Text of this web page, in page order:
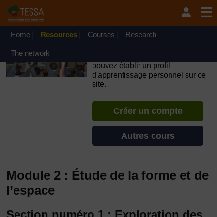
Passer au contenu principal
OpenLearn Create will be unavailable on Wednesday 12
August 2026 from 8am to 10.30am (GMT) due to routine
Home Resources Courses Research
The network
pouvez établir un profil
d'apprentissage personnel sur ce
site.
Créer un compte
Autres cours
Module 2 : Étude de la forme et de
l’espace
Section numéro 1 : Exploration des